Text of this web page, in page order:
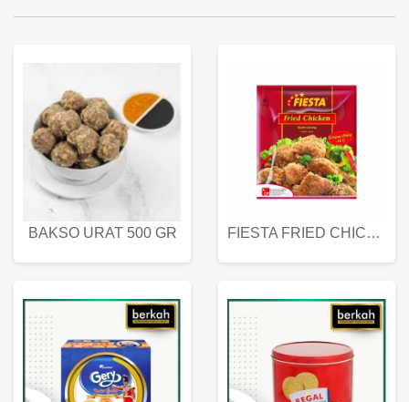
BAKSO URAT 500 GR FIESTA FRIED CHICKEN 500 GR